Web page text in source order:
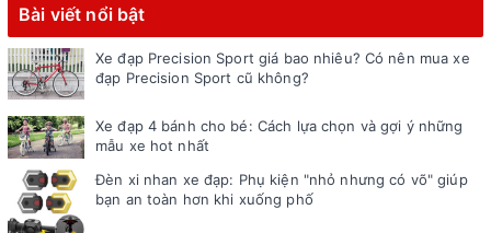
Bài viết nổi bật
Xe đạp Precision Sport giá bao nhiêu? Có nên mua xe
đạp Precision Sport cũ không?
Xe đạp 4 bánh cho bé: Cách lựa chọn và gợi ý những
mẫu xe hot nhất
Đèn xi nhan xe đạp: Phụ kiện "nhỏ nhưng có võ" giúp
bạn an toàn hơn khi xuống phố